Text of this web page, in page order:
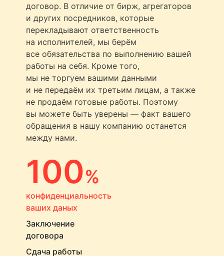
договор. В отличие от бирж, агрегаторов
и других посредников, которые
перекладывают ответственность
на исполнителей, мы берём
все обязательства по выполнению вашей
работы на себя. Кроме того,
мы не торгуем вашими данными
и не передаём их третьим лицам, а также
не продаём готовые работы. Поэтому
вы можете быть уверены — факт вашего
обращения в нашу компанию останется
между нами.
100%
конфиденциальность
ваших даных
Заключение
договора
Сдача работы